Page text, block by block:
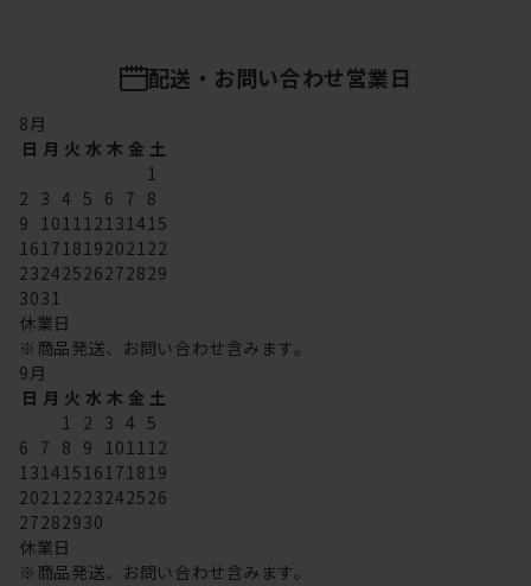
配送・お問い合わせ営業日
8月
日 月 火 水 木 金 土
1
2 3 4 5 6 7 8
9 101112131415
16171819202122
23242526272829
3031
休業日
※商品発送、お問い合わせ含みます。
9月
日 月 火 水 木 金 土
1 2 3 4 5
6 7 8 9 101112
13141516171819
20212223242526
27282930
休業日
※商品発送、お問い合わせ含みます。